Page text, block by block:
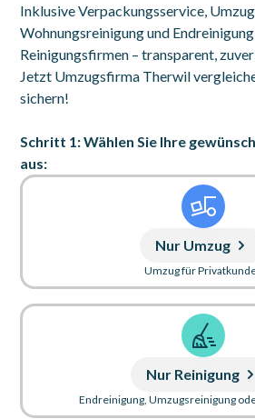
Inklusive Verpackungsservice,
Wohnungsreinigung und
Reinigungsfirmen – transparent,
Jetzt Umzugsfirma Therwil
sichern!
Schritt 1: Wählen Sie Ihre
aus:
Nur Umzug
Umzug für
Nur Reinigung
Endreinigung, Umzugsreinigung